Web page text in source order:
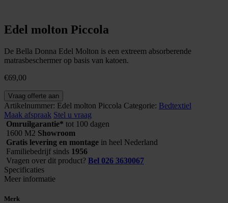
Edel molton Piccola
De Bella Donna Edel Molton is een extreem absorberende
matrasbeschermer op basis van katoen.
€69,00
Edel
molton
Piccola
aantal
Vraag offerte aan
Artikelnummer: Edel molton Piccola Categorie: Bedtextiel
Maak afspraak Stel u vraag
Omruilgarantie* tot 100 dagen
1600 M2 Showroom
Gratis levering en montage in heel Nederland
Familiebedrijf sinds 1956
Vragen over dit product? Bel 026 3630067
Specificaties
Meer informatie
Merk